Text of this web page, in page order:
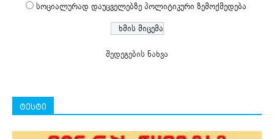
სოციალურად დაუცველებზე პოლიტიკური ზემოქმედება
შედეგების ნახვა
ტესტი